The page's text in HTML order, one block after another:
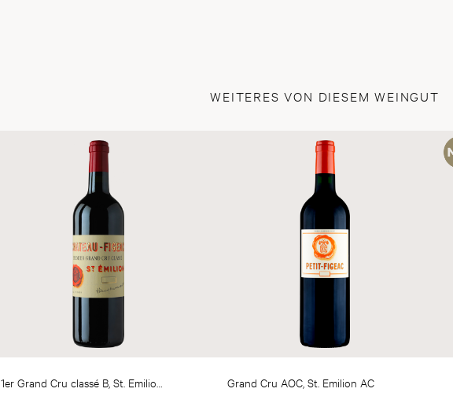
WEITERES VON DIESEM WEINGUT
1er Grand Cru classé B, St. Emilion
Grand Cru AOC, St. Emilion AC